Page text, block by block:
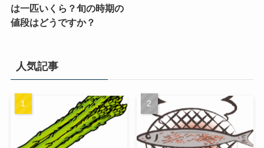
は一匹いくら？旬の時期の
値段はどうですか？
人気記事